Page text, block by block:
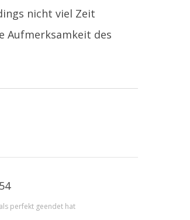
nicht viel Zeit
Aufmerksamkeit des
perfekt geendet hat